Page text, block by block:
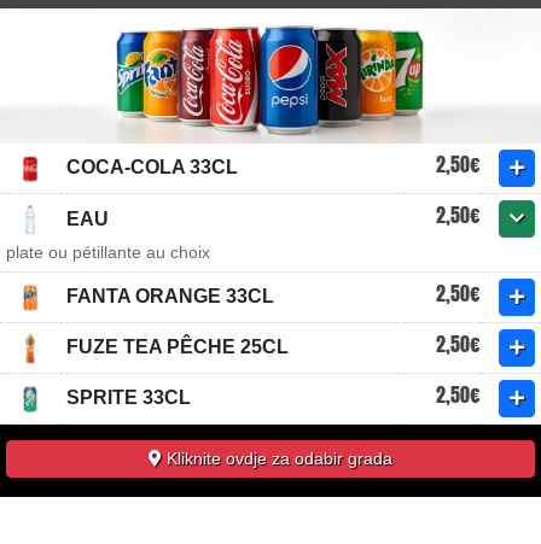
COCA-COLA 33CL 2,50€
EAU 2,50€
plate ou pétillante au choix
FANTA ORANGE 33CL 2,50€
FUZE TEA PÊCHE 25CL 2,50€
SPRITE 33CL 2,50€
Kliknite ovdje za odabir grada